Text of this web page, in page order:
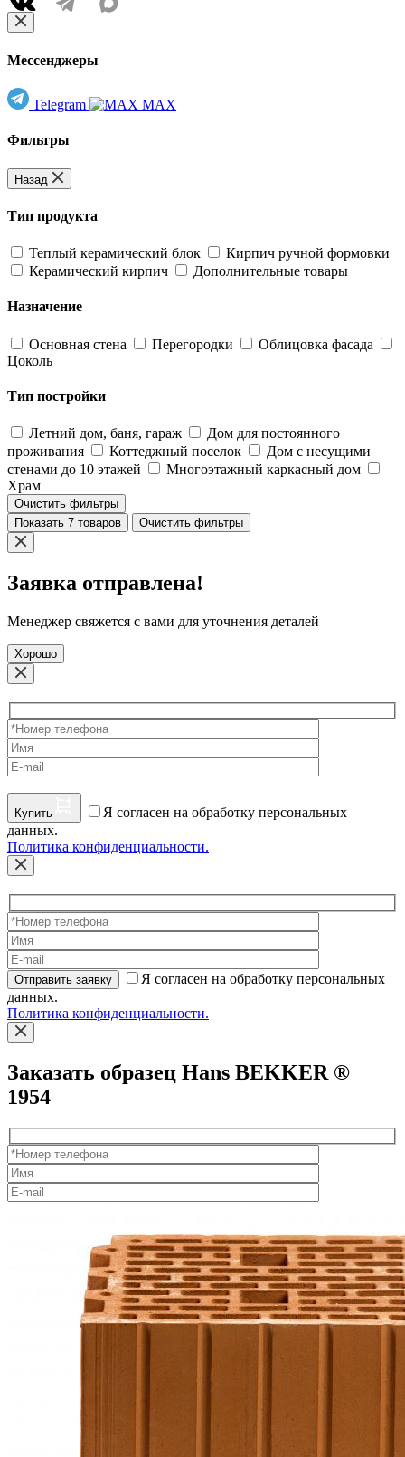
Мессенджеры
Telegram MAX
Фильтры
Назад
Тип продукта
Теплый керамический блок
Кирпич ручной формовки
Керамический кирпич
Дополнительные товары
Назначение
Основная стена Перегородки
Облицовка фасада
Цоколь
Тип постройки
Летний дом, баня, гараж
Дом для постоянного
проживания
Коттеджный поселок
Дом с несущими
стенами до 10 этажей
Многоэтажный каркасный дом
Храм
Очистить фильтры
Показать 7 товаров
Очистить фильтры
Заявка отправлена!
Менеджер свяжется с вами для уточнения деталей
Хорошо
Купить
Я согласен на обработку персональных
данных.
Политика конфиденциальности.
Отправить заявку
Я согласен на обработку персональных
данных.
Политика конфиденциальности.
Заказать образец Hans BEKKER ®
1954